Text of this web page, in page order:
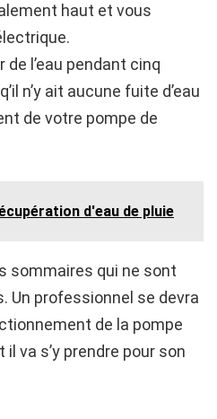
haut et vous
l’eau pendant cinq
n’y ait aucune fuite d’eau
de votre pompe de
d'eau de pluie
sommaires qui ne sont
Un professionnel se devra
de la pompe
va s’y prendre pour son